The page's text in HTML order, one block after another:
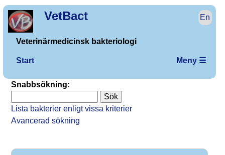
VetBact En
Veterinärmedicinsk bakteriologi
Start Meny ☰
Snabbsökning:
Lista bakterier enligt vissa kriterier
Avancerad sökning